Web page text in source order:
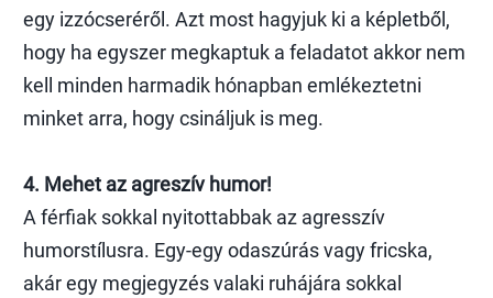
egy izzócseréről. Azt most hagyjuk ki a képletből,
hogy ha egyszer megkaptuk a feladatot akkor nem
kell minden harmadik hónapban emlékeztetni
minket arra, hogy csináljuk is meg.
4. Mehet az agreszív humor!
A férfiak sokkal nyitottabbak az agresszív
humorstílusra. Egy-egy odaszúrás vagy fricska,
akár egy megjegyzés valaki ruhájára sokkal